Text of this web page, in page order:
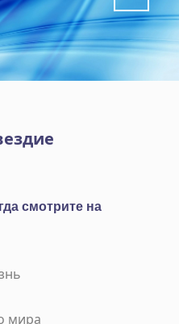
смотрите на
мира